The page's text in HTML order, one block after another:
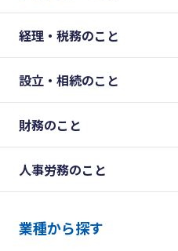
経理・税務のこと
設立・相続のこと
財務のこと
人事労務のこと
業種から探す